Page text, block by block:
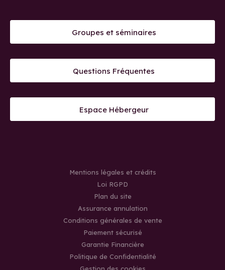
Groupes et séminaires
Questions Fréquentes
Espace Hébergeur
Mentions légales et crédits
Loi RGPD
Plan du site
Assurance annulation
Conditions générales de vente
Paiement sécurisé
Garantie Financière
Politique de Confidentialité
Gestion des cookies